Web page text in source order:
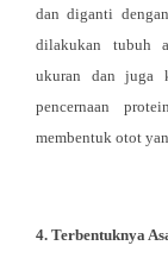
dan diganti
dilakukan tubuh
ukuran dan juga
pencernaan
membentuk otot
4. Terbentuknya